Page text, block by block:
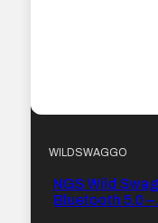
WILDSWAGGO
NGS Wild
Bluetooth 5.0 –